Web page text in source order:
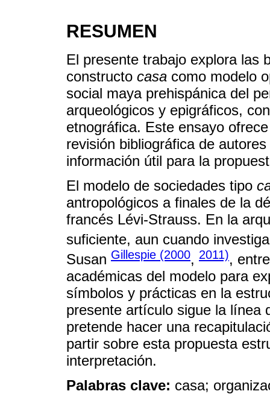
RESUMEN
El presente trabajo explora las
constructo casa como modelo
social maya prehispánica del
arqueológicos y epigráficos,
etnográfica. Este ensayo
revisión bibliográfica de
información útil para la
El modelo de sociedades tipo
antropológicos a finales de la
francés Lévi-Strauss. En la
suficiente, aun cuando
Susan Gillespie (2000, 2011),
académicas del modelo para
símbolos y prácticas en la
presente artículo sigue la línea
pretende hacer una
partir sobre esta propuesta
interpretación.
Palabras clave: casa;